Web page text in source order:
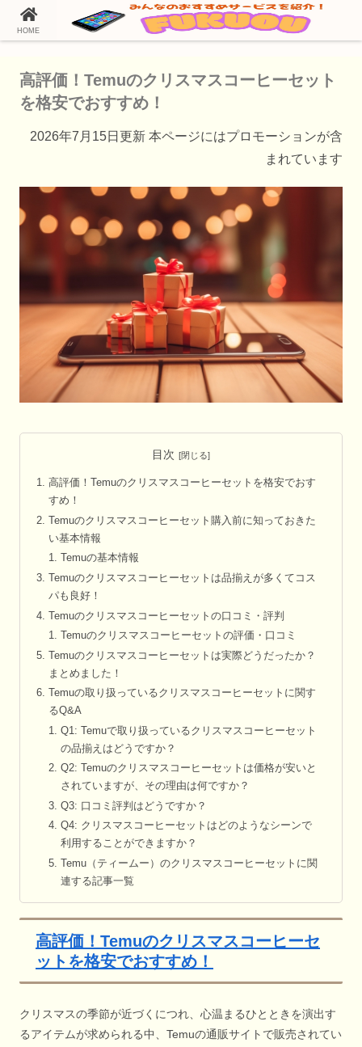
ホーム Temu（テム）の通販情報
高評価！Temuのクリスマスコーヒーセット
を格安でおすすめ！
2026年7月15日更新 本ページにはプロモーションが含
まれています
目次
高評価！Temuのクリスマスコーヒーセットを格安でおす
すめ！
Temuのクリスマスコーヒーセット購入前に知っておきた
い基本情報
Temuの基本情報
Temuのクリスマスコーヒーセットは品揃えが多くてコス
パも良好！
Temuのクリスマスコーヒーセットの口コミ・評判
Temuのクリスマスコーヒーセットの評価・口コミ
Temuのクリスマスコーヒーセットは実際どうだったか？
まとめました！
Temuの取り扱っているクリスマスコーヒーセットに関す
るQ&A
Q1: Temuで取り扱っているクリスマスコーヒーセット
の品揃えはどうですか？
Q2: Temuのクリスマスコーヒーセットは価格が安いと
されていますが、その理由は何ですか？
Q3: 口コミ評判はどうですか？
Q4: クリスマスコーヒーセットはどのようなシーンで
利用することができますか？
Temu（ティームー）のクリスマスコーヒーセットに関
連する記事一覧
高評価！Temuのクリスマスコーヒーセ
ットを格安でおすすめ！
クリスマスの季節が近づくにつれ、心温まるひとときを演出す
るアイテムが求められる中、Temuの通販サイトで販売されてい
HOME